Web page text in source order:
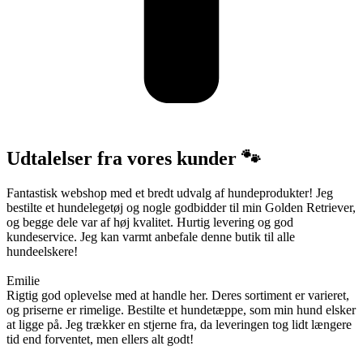
Udtalelser fra vores kunder 🐾
Fantastisk webshop med et bredt udvalg af hundeprodukter! Jeg
bestilte et hundelegetøj og nogle godbidder til min Golden Retriever,
og begge dele var af høj kvalitet. Hurtig levering og god
kundeservice. Jeg kan varmt anbefale denne butik til alle
hundeelskere!
Emilie
Rigtig god oplevelse med at handle her. Deres sortiment er varieret,
og priserne er rimelige. Bestilte et hundetæppe, som min hund elsker
at ligge på. Jeg trækker en stjerne fra, da leveringen tog lidt længere
tid end forventet, men ellers alt godt!